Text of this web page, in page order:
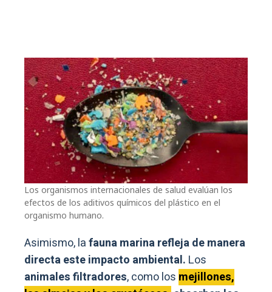
Los organismos internacionales de salud evalúan los
efectos de los aditivos químicos del plástico en el
organismo humano.
Asimismo, lafauna marina refleja de manera
directa este impacto ambiental. Los
animales filtradores, como los mejillones,